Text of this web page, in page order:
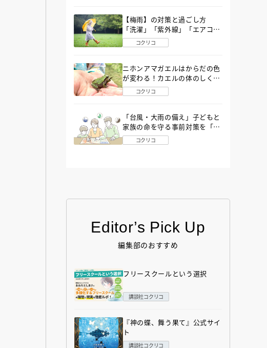
【梅雨】の対策と過ごし方
「洗濯」「紫外線」「エアコ
ン」「ゲリラ豪雨」…〔気象予
報士が完全ガイド〕
コクリコ
ニホンアマガエルはからだの色
が変わる！カエルの体のしくみ
から両生類の特ちょうまで図鑑
MOVEが解説！
コクリコ
「台風・大雨の備え」子どもと
家族の命を守る事前対策を「防
災アドバイザー」が解説
コクリコ
Editor’s Pick Up
編集部のおすすめ
フリースクールという選択
講談社コクリコ
『神の蝶、舞う果て』公式サイ
ト
講談社コクリコ